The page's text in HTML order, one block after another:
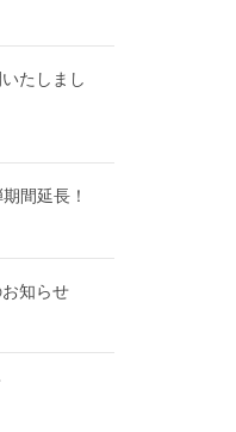
たしまし
間延長！
知らせ